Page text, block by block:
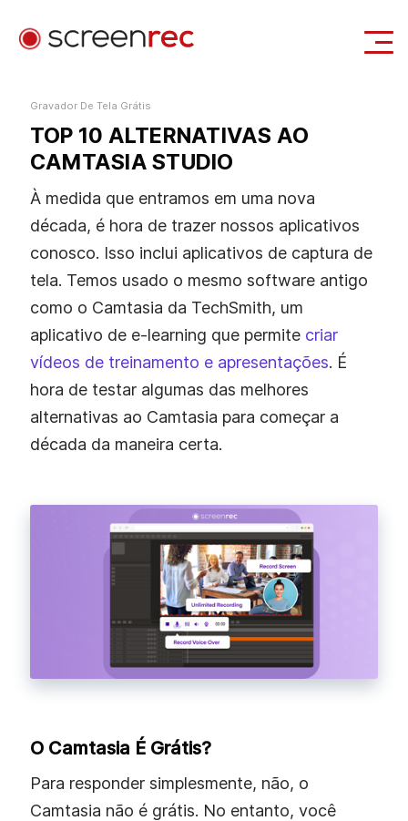
Entrar Download Gratuito
Gravador De Tela Grátis
TOP 10 ALTERNATIVAS AO
CAMTASIA STUDIO
À medida que entramos em uma nova
década, é hora de trazer nossos aplicativos
conosco. Isso inclui aplicativos de captura de
tela. Temos usado o mesmo software antigo
como o Camtasia da TechSmith, um
aplicativo de e-learning que permite criar
vídeos de treinamento e apresentações. É
hora de testar algumas das melhores
alternativas ao Camtasia para começar a
década da maneira certa.
O Camtasia É Grátis?
Para responder simplesmente, não, o
Camtasia não é grátis. No entanto, você